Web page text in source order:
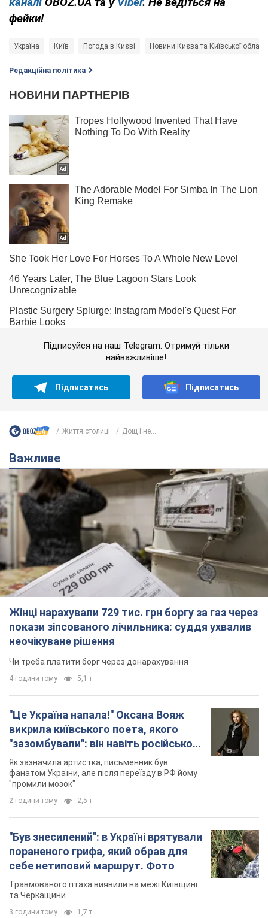
фейки!
Україна Київ Погода в Києві Новини Києва та Київської області
Редакційна політика
Підписуйся на наш Telegram. Отримуй тільки
найважливіше!
Підписатись Підписатись
Життя столиці Дощ і не...
Важливе
Жінці нарахували 729 тис. грн боргу за газ через
покази зіпсованого лічильника: суддя ухвалив
неочікуване рішення
Чи треба платити борг через донарахування
4 години тому 5,1 т.
"Це Україна напала!" Оксана Вояж
викрила київського поета, якого
"зазомбували": він навіть російської
не знав, а тепер хоче геноциду
українців
Як зазначила артистка, письменник був
фанатом України, але після переїзду в РФ йому
"промили мозок"
2 години тому 2,5 т.
"Був знесилений": в Україні врятували
пораненого грифа, який обрав для
себе нетиповий маршрут. Фото
Травмованого птаха виявили на межі Київщині
та Черкащини
3 години тому 1,7 т.